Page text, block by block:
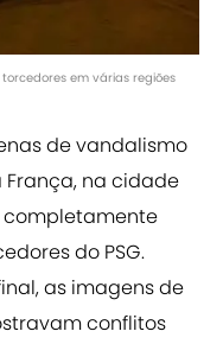
em várias regiões
de vandalismo
na cidade
completamente
do PSG.
as imagens de
conflitos